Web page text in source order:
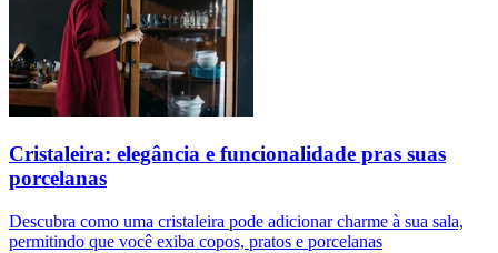
Cristaleira: elegância e funcionalidade pras suas
porcelanas
Descubra como uma cristaleira pode adicionar charme à sua sala,
permitindo que você exiba copos, pratos e porcelanas